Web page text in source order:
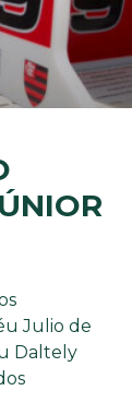
Julio de
Daltely